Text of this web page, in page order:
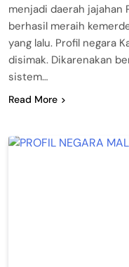
menjadi daerah jajahan
berhasil meraih
yang lalu. Profil negara
disimak. Dikarenakan
sistem…
Read More